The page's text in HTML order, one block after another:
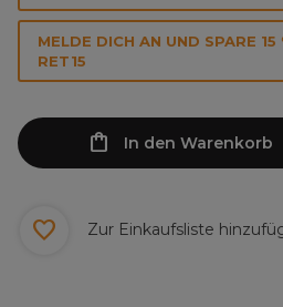
MELDE DICH AN UND SPARE 15
RET15
In den Warenkorb
Zur Einkaufsliste